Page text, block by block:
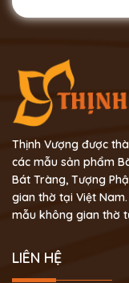
trong những loại
sản phẩm giá cả
hãy tham khảo
quỳ MBX36. Để đặt
thêm thông tin,
Thờ Thịnh Vượng
và giải đáp kịp
Vượng – Tâm an
điện thoại:
https://
Vượng – Bàn Thờ
Thịnh Vượng được
các mẫu sản phẩm
Bát Tràng, Tượng
gian thờ tại Việt
mẫu không gian thờ
LIÊN HỆ